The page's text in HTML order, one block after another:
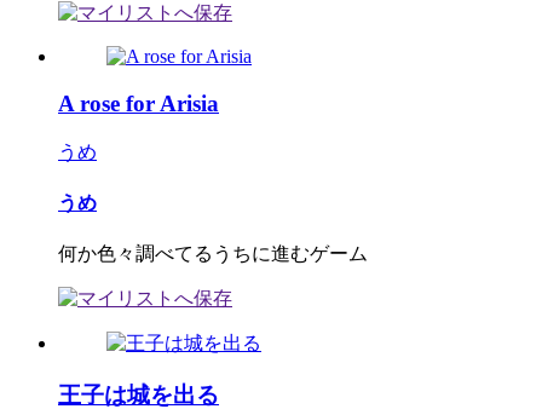
A rose for Arisia
うめ
うめ
何か色々調べてるうちに進むゲーム
王子は城を出る